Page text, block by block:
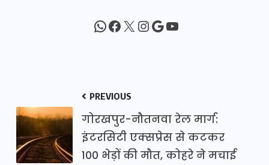
WhatsApp
Facebook
X Instagram
Google
YouTube
PREVIOUS
गोरखपुर-नौतनवा रेल मार्ग:
इंटरसिटी एक्सप्रेस से कटकर
100 भेड़ों की मौत, कोहरे ने मचाई